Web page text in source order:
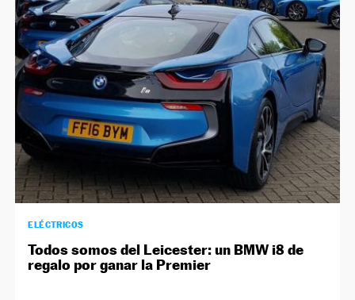
NEWSLETTER
SÍGUENOS
ELÉCTRICOS
Todos somos del Leicester: un BMW i8 de
regalo por ganar la Premier